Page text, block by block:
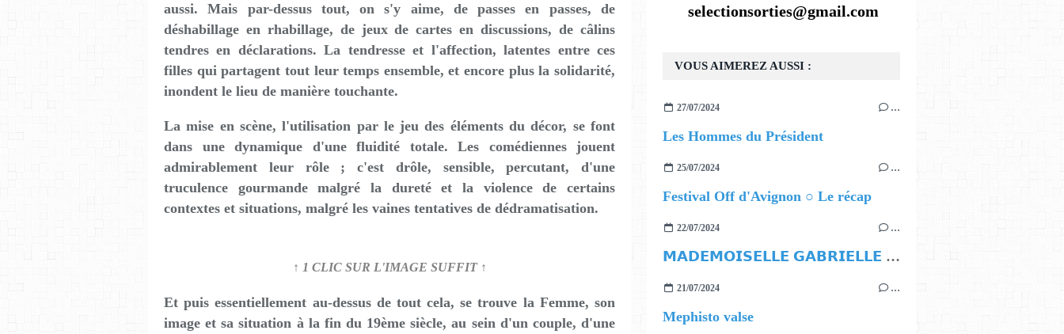
aussi. Mais par-dessus tout, on s'y aime, de passes en passes, de
déshabillage en rhabillage, de jeux de cartes en discussions, de câlins
tendres en déclarations. La tendresse et l'affection, latentes entre ces
filles qui partagent tout leur temps ensemble, et encore plus la solidarité,
inondent le lieu de manière touchante.
La mise en scène, l'utilisation par le jeu des éléments du décor, se font
dans une dynamique d'une fluidité totale. Les comédiennes jouent
admirablement leur rôle ; c'est drôle, sensible, percutant, d'une
truculence gourmande malgré la dureté et la violence de certains
contextes et situations, malgré les vaines tentatives de dédramatisation.
↑ 1 CLIC SUR L'IMAGE SUFFIT ↑
Et puis essentiellement au-dessus de tout cela, se trouve la Femme, son
image et sa situation à la fin du 19ème siècle, au sein d'un couple, d'une
VOUS AIMEREZ AUSSI :
27/07/2024 …
Les Hommes du Président
25/07/2024 …
Festival Off d'Avignon ○ Le récap
22/07/2024 …
𝗠𝗔𝗗𝗘𝗠𝗢𝗜𝗦𝗘𝗟𝗟𝗘 𝗚𝗔𝗕𝗥𝗜𝗘𝗟𝗟𝗘 𝗖𝗛𝗔𝗡𝗘𝗟
21/07/2024 …
Mephisto valse
selectionsorties@gmail.com